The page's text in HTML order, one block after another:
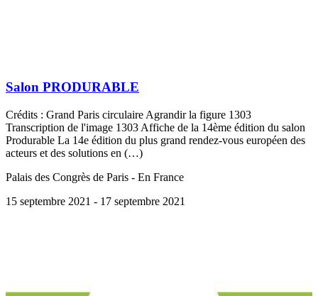
Salon PRODURABLE
Crédits : Grand Paris circulaire Agrandir la figure 1303
Transcription de l'image 1303 Affiche de la 14ème édition du salon
Produrable La 14e édition du plus grand rendez-vous européen des
acteurs et des solutions en (…)
Palais des Congrès de Paris - En France
15 septembre 2021 - 17 septembre 2021